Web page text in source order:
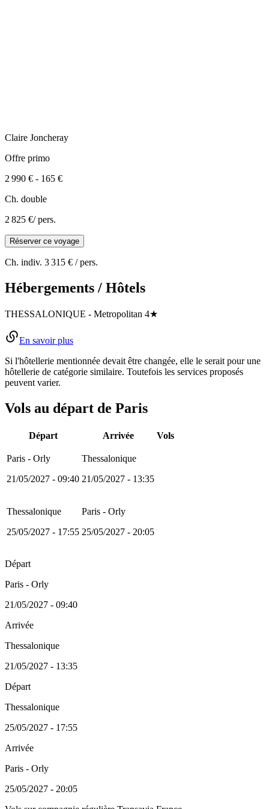
Claire Joncheray
Offre primo
2 990 € - 165 €
Ch. double
2 825 €/ pers.
Réserver ce voyage
Ch. indiv. 3 315 € / pers.
Hébergements / Hôtels
THESSALONIQUE - Metropolitan 4★
En savoir plus
Si l'hôtellerie mentionnée devait être changée, elle le serait pour une
hôtellerie de catégorie similaire. Toutefois les services proposés
peuvent varier.
Vols au départ de Paris
Départ Arrivée Vols
Paris - Orly
21/05/2027 - 09:40
Thessalonique
21/05/2027 - 13:35
Thessalonique
25/05/2027 - 17:55
Paris - Orly
25/05/2027 - 20:05
Départ
Paris - Orly
21/05/2027 - 09:40
Arrivée
Thessalonique
21/05/2027 - 13:35
Départ
Thessalonique
25/05/2027 - 17:55
Arrivée
Paris - Orly
25/05/2027 - 20:05